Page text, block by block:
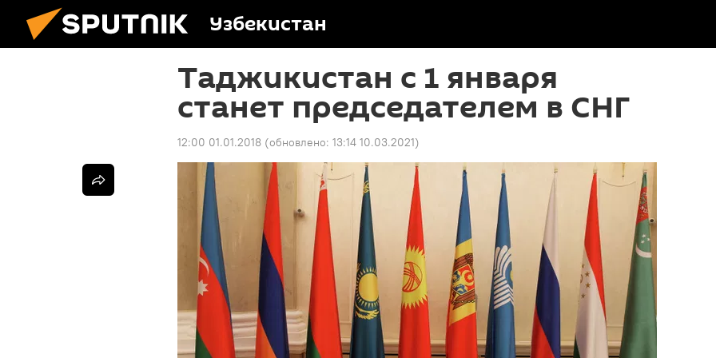
Узбекистан
Таджикистан с 1 января
станет председателем в СНГ
12:00 01.01.2018 (обновлено: 13:14 10.03.2021)